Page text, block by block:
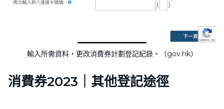
輸入所需資料，更改消費券計劃登記紀錄。（gov.hk）
消費券2023｜其他登記途徑